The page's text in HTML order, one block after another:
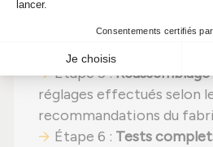
composant ;
Étape 4 :
défectueuses
par des
Étape 5 :Réassemblage
réglages effectués selon
recommandations du
Étape 6 : Tests